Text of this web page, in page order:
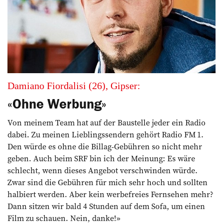
Damiano Fiordalisi (26), Gipser:
«Ohne Werbung»
Von meinem Team hat auf der Baustelle jeder ein Radio
dabei. Zu meinen Lieblingssendern gehört Radio FM 1.
Den würde es ohne die Billag-Gebühren so nicht mehr
geben. Auch beim SRF bin ich der Meinung: Es wäre
schlecht, wenn dieses Angebot verschwinden würde.
Zwar sind die Gebühren für mich sehr hoch und sollten
halbiert werden. Aber kein werbefreies Fernsehen mehr?
Dann sitzen wir bald 4 Stunden auf dem Sofa, um einen
Film zu schauen. Nein, danke!»